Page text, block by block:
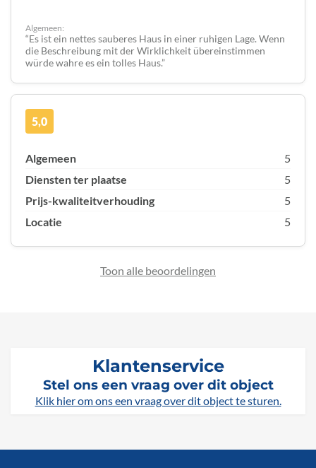
Algemeen:
Es ist ein nettes sauberes Haus in einer ruhigen Lage. Wenn
die Beschreibung mit der Wirklichkeit übereinstimmen
würde wahre es ein tolles Haus.
5,0
Algemeen
5
Diensten ter plaatse
5
Prijs-kwaliteitverhouding
5
Locatie
5
Toon alle beoordelingen
Klantenservice
Stel ons een vraag over dit object
Klik hier om ons een vraag over dit object te sturen.